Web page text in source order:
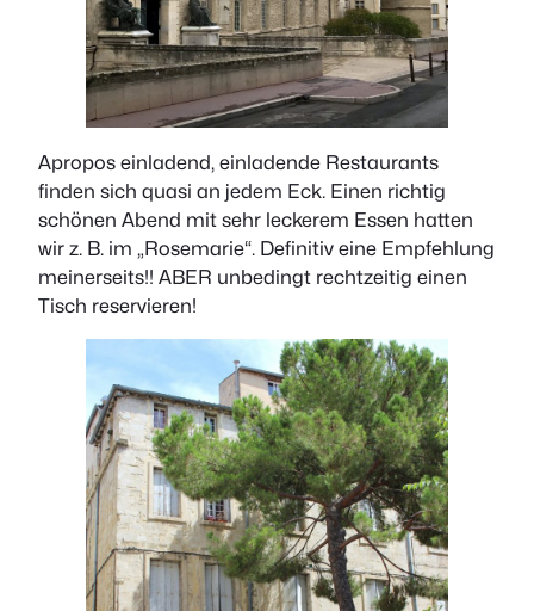
Apropos einladend, einladende Restaurants
finden sich quasi an jedem Eck. Einen richtig
schönen Abend mit sehr leckerem Essen hatten
wir z. B. im „Rosemarie“. Definitiv eine Empfehlung
meinerseits!! ABER unbedingt rechtzeitig einen
Tisch reservieren!